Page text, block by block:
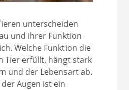
unterscheiden
und ihrer Funktion
Welche Funktion die
Tier erfüllt, hängt stark
und der Lebensart ab.
Augen ist ein